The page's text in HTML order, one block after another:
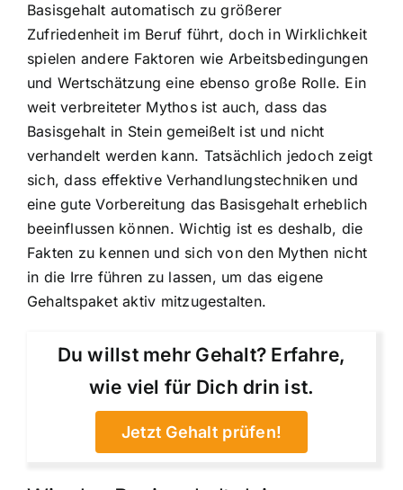
Basisgehalt automatisch zu größerer
Zufriedenheit im Beruf führt, doch in Wirklichkeit
spielen andere Faktoren wie Arbeitsbedingungen
und Wertschätzung eine ebenso große Rolle. Ein
weit verbreiteter Mythos ist auch, dass das
Basisgehalt in Stein gemeißelt ist und nicht
verhandelt werden kann. Tatsächlich jedoch zeigt
sich, dass effektive Verhandlungstechniken und
eine gute Vorbereitung das Basisgehalt erheblich
beeinflussen können. Wichtig ist es deshalb, die
Fakten zu kennen und sich von den Mythen nicht
in die Irre führen zu lassen, um das eigene
Gehaltspaket aktiv mitzugestalten.
Du willst mehr Gehalt? Erfahre,
wie viel für Dich drin ist.
Jetzt Gehalt prüfen!